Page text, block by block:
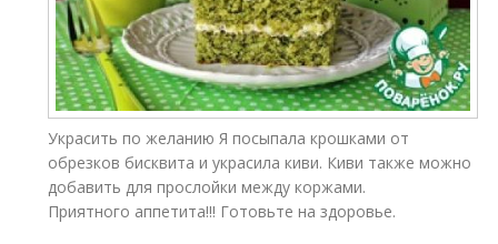
Украсить по желанию Я посыпала крошками от
обрезков бисквита и украсила киви. Киви также можно
добавить для прослойки между коржами.
Приятного аппетита!!! Готовьте на здоровье.